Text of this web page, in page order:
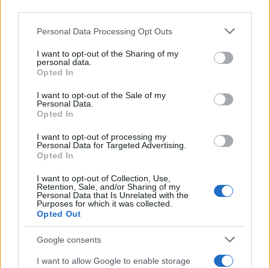
Please note that this website/app uses one or more Google
not limited to your visit or usage behaviour. You may click to
grant or deny consent to Google and its third-party tags to
use your data for below specified purposes in below Google
consent section.
Personal Data Processing Opt Outs
I want to opt-out of the Sharing of my
personal data.
Opted In
I want to opt-out of the Sale of my
Personal Data.
Opted In
I want to opt-out of processing my
Personal Data for Targeted Advertising.
Opted In
I want to opt-out of Collection, Use,
Retention, Sale, and/or Sharing of my
Personal Data that Is Unrelated with the
Purposes for which it was collected.
Opted Out
Google consents
I want to allow Google to enable storage
consejos para fotografiar eclipses solares
Un eclipse solar es un espectáculo natural que…
CIENCIA Y TECNOLOGÍA
Cómo elegir una carrera STEAM: perfiles
emergentes y competencias clave